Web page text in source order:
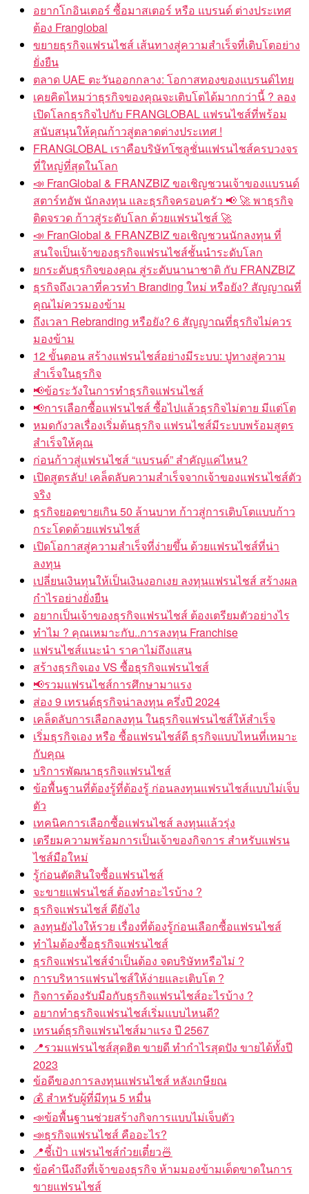
อยากโกอินเตอร์ ซื้อมาสเตอร์ หรือ แบรนด์ ต่างประเทศ
ต้อง Franglobal
ขยายธุรกิจแฟรนไชส์ เส้นทางสู่ความสำเร็จที่เติบโตอย่าง
ยั่งยืน
ตลาด UAE ตะวันออกกลาง: โอกาสทองของแบรนด์ไทย
เคยคิดไหมว่าธุรกิจของคุณจะเติบโตได้มากกว่านี้ ? ลอง
เปิดโลกธุรกิจไปกับ FRANGLOBAL แฟรนไชส์ที่พร้อม
สนับสนุนให้คุณก้าวสู่ตลาดต่างประเทศ !
FRANGLOBAL เราคือบริษัทโซลูชั่นแฟรนไชส์ครบวงจร
ที่ใหญ่ที่สุดในโลก
📣 FranGlobal & FRANZBIZ ขอเชิญชวนเจ้าของแบรนด์
สตาร์ทอัพ นักลงทุน และธุรกิจครอบครัว 📢 🚀 พาธุรกิจ
ติดจรวด ก้าวสู่ระดับโลก ด้วยแฟรนไชส์ 🚀
📣 FranGlobal & FRANZBIZ ขอเชิญชวนนักลงทุน ที่
สนใจเป็นเจ้าของธุรกิจแฟรนไชส์ชั้นนำระดับโลก
ยกระดับธุรกิจของคุณ สู่ระดับนานาชาติ กับ FRANZBIZ
ธุรกิจถึงเวลาที่ควรทำ Branding ใหม่ หรือยัง? สัญญาณที่
คุณไม่ควรมองข้าม
ถึงเวลา Rebranding หรือยัง? 6 สัญญาณที่ธุรกิจไม่ควร
มองข้าม
12 ขั้นตอน สร้างแฟรนไชส์อย่างมีระบบ: ปูทางสู่ความ
สำเร็จในธุรกิจ
📢ข้อระวังในการทำธุรกิจแฟรนไชส์
📢การเลือกซื้อแฟรนไชส์ ซื้อไปแล้วธุรกิจไม่ตาย มีแต่โต
หมดกังวลเรื่องเริ่มต้นธุรกิจ แฟรนไชส์มีระบบพร้อมสูตร
สำเร็จให้คุณ
ก่อนก้าวสู่แฟรนไชส์ “แบรนด์” สำคัญแค่ไหน?
เปิดสูตรลับ! เคล็ดลับความสำเร็จจากเจ้าของแฟรนไชส์ตัว
จริง
ธุรกิจยอดขายเกิน 50 ล้านบาท ก้าวสู่การเติบโตแบบก้าว
กระโดดด้วยแฟรนไชส์
เปิดโอกาสสู่ความสำเร็จที่ง่ายขึ้น ด้วยแฟรนไชส์ที่น่า
ลงทุน
เปลี่ยนเงินทุนให้เป็นเงินงอกเงย ลงทุนแฟรนไชส์ สร้างผล
กำไรอย่างยั่งยืน
อยากเป็นเจ้าของธุรกิจแฟรนไชส์ ต้องเตรียมตัวอย่างไร
ทำไม ? คุณเหมาะกับ..การลงทุน Franchise
แฟรนไชส์แนะนำ ราคาไม่ถึงแสน
สร้างธุรกิจเอง VS ซื้อธุรกิจแฟรนไชส์
📢รวมแฟรนไชส์การศึกษามาแรง
ส่อง 9 เทรนด์ธุรกิจน่าลงทุน ครึ่งปี 2024
เคล็ดลับการเลือกลงทุน ในธุรกิจแฟรนไชส์ให้สำเร็จ
เริ่มธุรกิจเอง หรือ ซื้อแฟรนไชส์ดี ธุรกิจแบบไหนที่เหมาะ
กับคุณ
บริการพัฒนาธุรกิจแฟรนไชส์
ข้อพื้นฐานที่ต้องรู้ที่ต้องรู้ ก่อนลงทุนแฟรนไชส์แบบไม่เจ็บ
ตัว
เทคนิคการเลือกซื้อแฟรนไชส์ ลงทุนแล้วรุ่ง
เตรียมความพร้อมการเป็นเจ้าของกิจการ สำหรับแฟรน
ไชส์มือใหม่
รู้ก่อนตัดสินใจซื้อแฟรนไชส์
จะขายแฟรนไชส์ ต้องทำอะไรบ้าง ?
ธุรกิจแฟรนไชส์ ดียังไง
ลงทุนยังไงให้รวย เรื่องที่ต้องรู้ก่อนเลือกซื้อแฟรนไชส์
ทำไมต้องซื้อธุรกิจแฟรนไชส์
ธุรกิจแฟรนไชส์จำเป็นต้อง จดบริษัทหรือไม่ ?
การบริหารแฟรนไชส์ให้ง่ายและเติบโต ?
กิจการต้องรับมือกับธุรกิจแฟรนไชส์อะไรบ้าง ?
อยากทำธุรกิจแฟรนไชส์เริ่มแบบไหนดี?
เทรนด์ธุรกิจแฟรนไชส์มาแรง ปี 2567
📍รวมแฟรนไชส์สุดฮิต ขายดี ทำกำไรสุดปัง ขายได้ทั้งปี
2023
ข้อดีของการลงทุนแฟรนไชส์ หลังเกษียณ
💰 สำหรับผู้ที่มีทุน 5 หมื่น
📣ข้อพื้นฐานช่วยสร้างกิจการแบบไม่เจ็บตัว
📣ธุรกิจแฟรนไชส์ คืออะไร?
📍ชี้เป้า แฟรนไชส์ก๋วยเตี๋ยว🍜
ข้อคำนึงถึงที่เจ้าของธุรกิจ ห้ามมองข้ามเด็ดขาดในการ
ขายแฟรนไชส์